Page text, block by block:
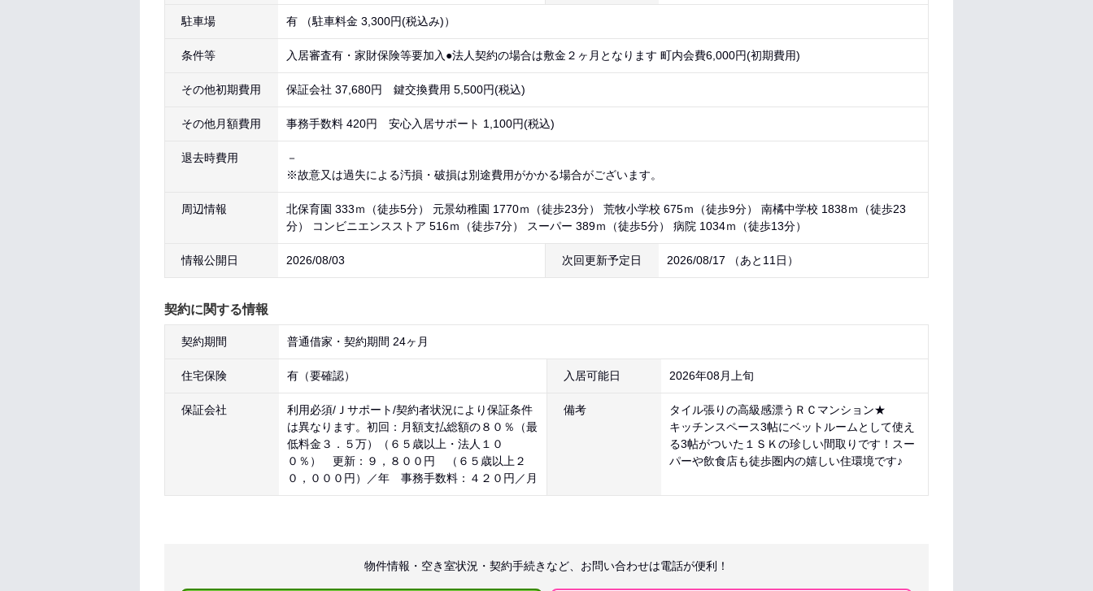
駐車場 有 （駐車料金 3,300円(税込み)）
条件等 入居審査有・家財保険等要加入●法人契約の場合は敷金２ヶ月となります 町内会費6,000円(初期費用)
その他初期費用 保証会社 37,680円 鍵交換費用 5,500円(税込)
その他月額費用 事務手数料 420円 安心入居サポート 1,100円(税込)
退去時費用
－
※故意又は過失による汚損・破損は別途費用がかかる場合がございます。
周辺情報
北保育園 333ｍ（徒歩5分） 元景幼稚園 1770ｍ（徒歩23分） 荒牧小学校 675ｍ（徒歩9分） 南橘中学校 1838ｍ（徒歩23
分） コンビニエンスストア 516ｍ（徒歩7分） スーパー 389ｍ（徒歩5分） 病院 1034ｍ（徒歩13分）
情報公開日 2026/08/03 次回更新予定日 2026/08/17 （あと 11日 ）
契約に関する情報
契約期間 普通借家・契約期間 24ヶ月
住宅保険 有（要確認） 入居可能日 2026年08月上旬
保証会社
利用必須/Ｊサポート/契約者状況により保証条件
は異なります。初回：月額支払総額の８０％（最
低料金３．５万）（６５歳以上・法人１０
０％） 更新：９，８００円 （６５歳以上２
０，０００円）／年 事務手数料：４２０円／月
備考
タイル張りの高級感漂うＲＣマンション★
キッチンスペース3帖にベットルームとして使え
る3帖がついた１ＳＫの珍しい間取りです！スー
パーや飲食店も徒歩圏内の嬉しい住環境です♪
物件情報・空き室状況・契約手続きなど、お問い合わせは電話が便利！